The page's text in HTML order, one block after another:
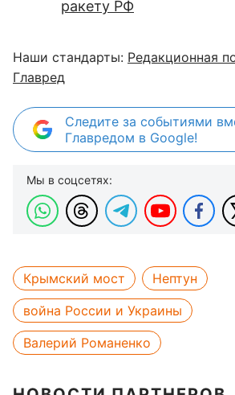
ракету РФ
Наши стандарты: Редакционная
Главред
Следите за событиями
Главредом в Google!
Мы в соцсетях:
Крымский мост
Нептун
война России и Украины
Валерий Романенко